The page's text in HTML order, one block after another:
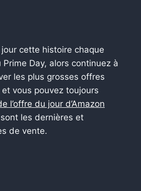
cette histoire chaque
Prime Day, alors continuez à
les plus grosses offres
vous pouvez toujours
l’offre du jour d’Amazon
les dernières et
de vente.